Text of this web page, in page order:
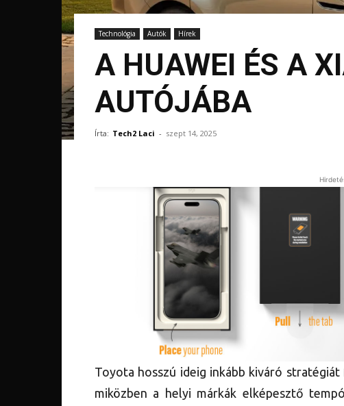
Technológia Autók Hírek
A HUAWEI ÉS A
AUTÓJÁBA
Írta: Tech2 Laci - szept 14, 2025
Toyota hosszú ideig inkább kiváró
miközben a helyi márkák elképesztő